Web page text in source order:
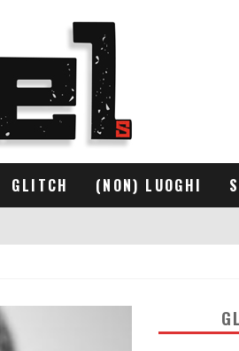
GLITCH (NON) LUOGHI